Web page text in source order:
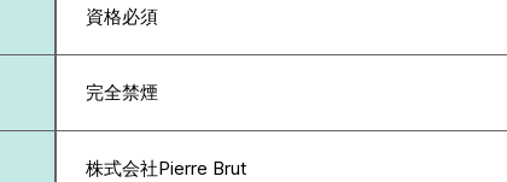
資格必須
完全禁煙
株式会社Pierre Brut